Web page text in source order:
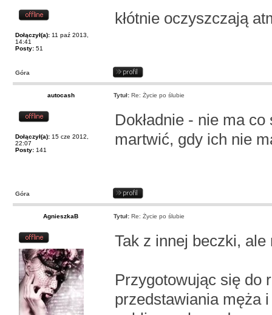
Dołączył(a): 11 paź 2013,
14:41
Posty: 51
kłótnie oczyszczają
Góra
autocash Tytuł: Re: Życie po ślubie
Dołączył(a): 15 cze 2012,
22:07
Posty: 141
Dokładnie - nie ma
martwić, gdy ich nie
Góra
AgnieszkaB Tytuł: Re: Życie po ślubie
Tak z innej beczki,
Przygotowując się do
przedstawiania męża